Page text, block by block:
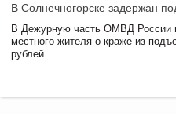
В Солнечногорске задержан
В Дежурную часть ОМВД России
местного жителя о краже из
рублей.